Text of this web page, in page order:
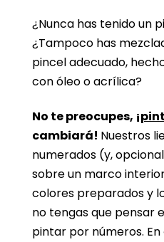
¿Nunca has tenido un
¿Tampoco has
pincel adecuado,
con óleo o acrílica?
No te preocupes, ¡
cambiará! Nuestros
numerados (y,
sobre un marco
colores preparados y
no tengas que pensar
pintar por números. En